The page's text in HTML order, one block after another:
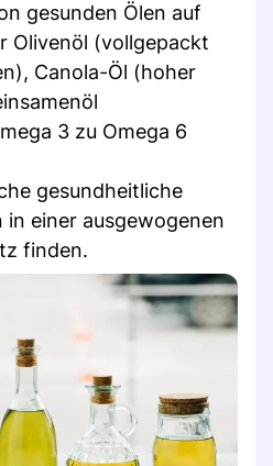
gesunden Ölen auf
Olivenöl (vollgepackt
Canola-Öl (hoher
3 zu Omega 6
gesundheitliche
einer ausgewogenen
finden.